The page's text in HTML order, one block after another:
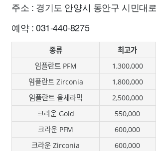
주소 : 경기도 안양시 동안구 시민대로
예약 : 031-440-8275
종류 최고가
임플란트 PFM
1,300,000
임플란트 Zirconia
1,800,000
임플란트 올세라믹
2,500,000
크라운 Gold
550,000
크라운 PFM
600,000
크라운 Zirconia
600,000